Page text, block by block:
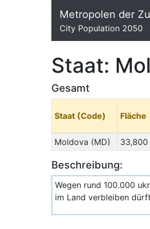
Metropolen der
City Population 2050
Staat:
Gesamt
Staat (Code) Fläche
Moldova (MD)
33,800
Beschreibung:
Wegen rund 100.000
im Land verbleiben